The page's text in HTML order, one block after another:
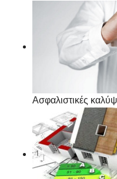
Ασφαλιστικές